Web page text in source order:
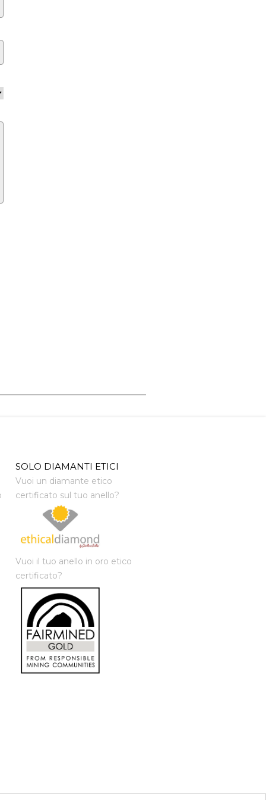
SOLO DIAMANTI ETICI
Vuoi un diamante etico
certificato sul tuo anello?
Vuoi il tuo anello in oro etico
certificato?